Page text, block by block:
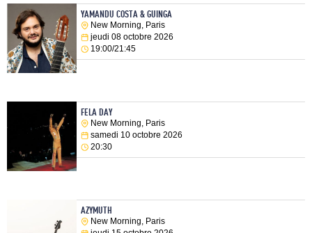
YAMANDU COSTA & GUINGA
New Morning, Paris
jeudi 08 octobre 2026
19:00/21:45
FELA DAY
New Morning, Paris
samedi 10 octobre 2026
20:30
AZYMUTH
New Morning, Paris